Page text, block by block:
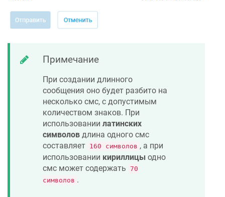
Примечание
При создании длинного
сообщения оно будет разбито на
несколько смс, с допустимым
количеством знаков. При
использовании латинских
символов длина одного смс
составляет 160 символов , а при
использовании кириллицы одно
смс может содержать 70
символов .